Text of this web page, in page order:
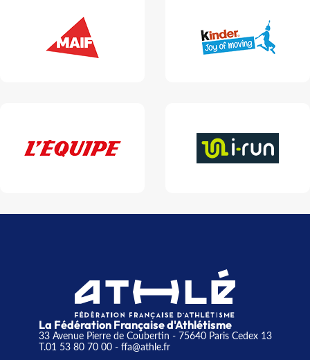
La Fédération Française d'Athlétisme
33 Avenue Pierre de Coubertin - 75640 Paris Cedex 13
T.01 53 80 70 00- ffa@athle.fr